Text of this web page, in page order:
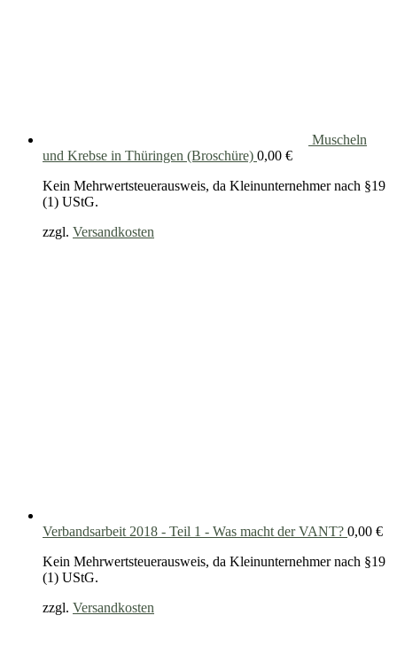
Muscheln
und Krebse in Thüringen (Broschüre) 0,00 €
Kein Mehrwertsteuerausweis, da Kleinunternehmer nach §19
(1) UStG.
zzgl. Versandkosten
Verbandsarbeit 2018 - Teil 1 - Was macht der VANT? 0,00 €
Kein Mehrwertsteuerausweis, da Kleinunternehmer nach §19
(1) UStG.
zzgl. Versandkosten